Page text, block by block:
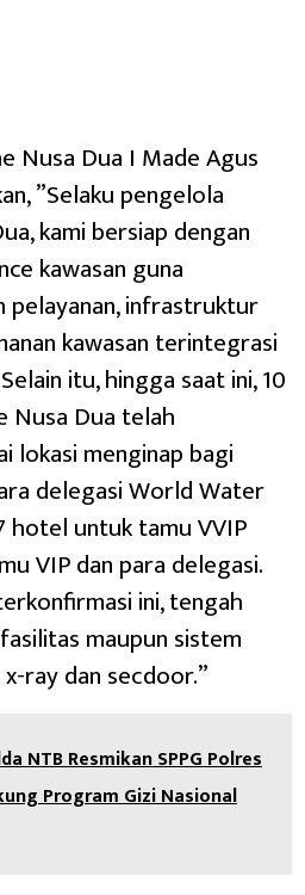
Nusa Dua I Made Agus
”Selaku pengelola
kami bersiap dengan
kawasan guna
pelayanan, infrastruktur
kawasan terintegrasi
itu, hingga saat ini, 10
Nusa Dua telah
lokasi menginap bagi
delegasi World Water
hotel untuk tamu VVIP
VIP dan para delegasi.
ini, tengah
maupun sistem
ray dan secdoor.”
NTB Resmikan SPPG Polres
Program Gizi Nasional